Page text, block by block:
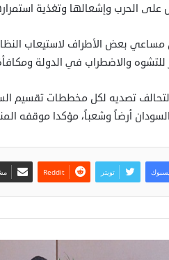
على الحرب وإشعالها وتغذية
مساعي بعض الأطراف لاستيعاب
للتشوه والاضطراب في الدولة
تصديه لكل مخططات تقسيم
أرضاً وشعباً، مؤكدا موقفه
تويتر